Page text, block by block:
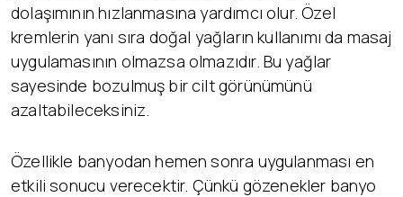
dolaşımının hızlanmasına yardımcı olur. Özel
kremlerin yanı sıra doğal yağların kullanımı da masaj
uygulamasının olmazsa olmazıdır. Bu yağlar
sayesinde bozulmuş bir cilt görünümünü
azaltabileceksiniz.
Özellikle banyodan hemen sonra uygulanması en
etkili sonucu verecektir. Çünkü gözenekler banyo